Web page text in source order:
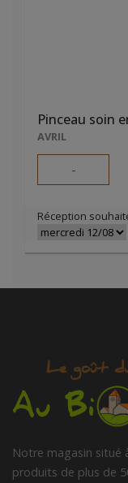
Pinceau soin
AVRIL
-
Réception
Notre magasin situé
produits de plus de